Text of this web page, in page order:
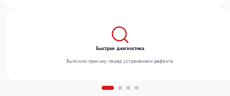
Быстрая диагностика
Выясним причину перед устранением дефекта.